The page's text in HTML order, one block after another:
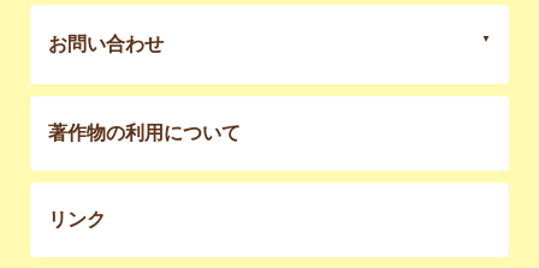
お問い合わせ
著作物の利用について
リンク